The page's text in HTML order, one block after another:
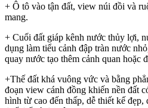
+ Ô tô vào tận đất, view núi đồi và
mang.
+ Cuối đất giáp kênh nước thủy lợi,
dụng làm tiểu cảnh đập tràn nước
quay nước tạo thêm cảnh quan hoặc
+Thế đất khá vuông vức và bằng
đoạn view cánh đồng khiến nền đất
hình từ cao đến thấp, dễ thiết kế